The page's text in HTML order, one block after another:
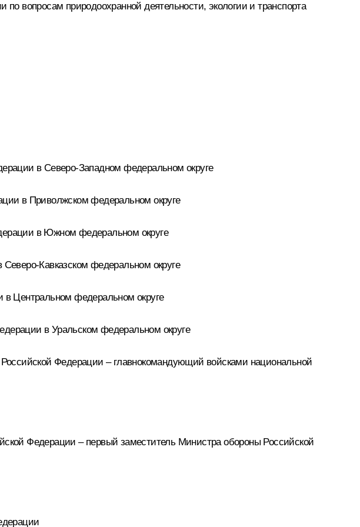
вопросам природоохранной деятельности, экологии и транспорта
в Северо-Западном федеральном округе
в Приволжском федеральном округе
в Южном федеральном округе
Кавказском федеральном округе
Центральном федеральном округе
в Уральском федеральном округе
Федерации – главнокомандующий войсками национальной
Федерации – первый заместитель Министра обороны Российской